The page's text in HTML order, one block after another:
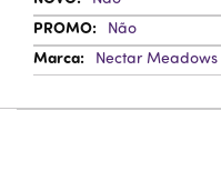
Não
Nectar Meadows